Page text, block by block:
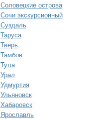
Соловецкие острова
Сочи экскурсионный
Суздаль
Таруса
Тверь
Тамбов
Тула
Урал
Удмуртия
Ульяновск
Хабаровск
Ярославль